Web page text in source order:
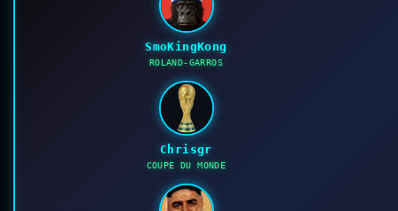
SmoKingKong
ROLAND-GARROS
Chrisgr
COUPE DU MONDE